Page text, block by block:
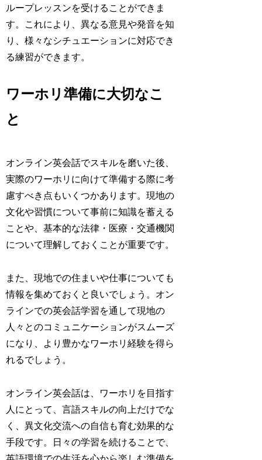
ループレッスンを受けることができま
す。これにより、異なる意見や発音を知
り、様々なシチュエーションに対応でき
る練習ができます。
ワーホリ準備に大切なこ
と
オンライン英会話でスキルを磨いた後、
実際のワーホリに向けて準備する際に考
慮すべき点もいくつかあります。現地の
文化や習慣について事前に知識を蓄える
ことや、基本的な法律・医療・交通機関
について理解しておくことが重要です。
また、現地での住まいや仕事についても
情報を集めておくと良いでしょう。オン
ラインでの英会話学習を通して現地の
人々とのコミュニケーションがスムーズ
になり、より豊かなワーホリ経験を得ら
れるでしょう。
オンライン英会話は、ワーホリを目指す
人にとって、言語スキルの向上だけでな
く、異文化交流への自信も育む効果的な
手段です。日々の学習を続けることで、